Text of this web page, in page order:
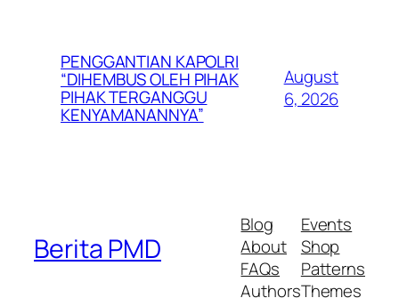
PENGGANTIAN KAPOLRI
“DIHEMBUS OLEH PIHAK
PIHAK TERGANGGU
KENYAMANANNYA”
August
6, 2026
Berita PMD
Blog
About
FAQs
Authors
Events
Shop
Patterns
Themes